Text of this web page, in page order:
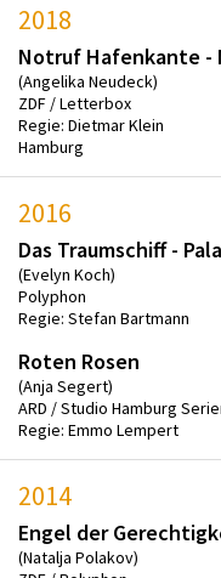
2018
Notruf Hafenkante -
(Angelika Neudeck)
ZDF / Letterbox
Regie: Dietmar Klein
Hamburg
2016
Das Traumschiff -
(Evelyn Koch)
Polyphon
Regie: Stefan Bartmann
Roten Rosen
(Anja Segert)
ARD / Studio Hamburg
Regie: Emmo Lempert
2014
Engel der
(Natalja Polakov)